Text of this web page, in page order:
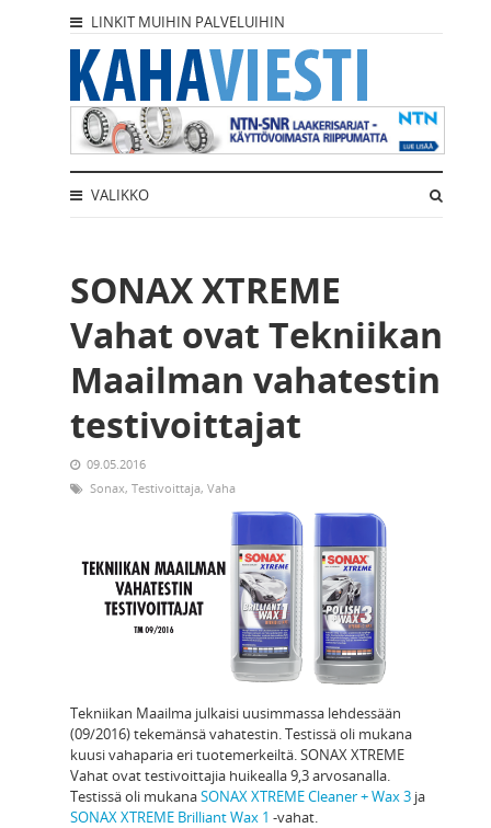
LINKIT MUIHIN PALVELUIHIN
VALIKKO
SONAX XTREME
Vahat ovat Tekniikan
Maailman vahatestin
testivoittajat
09.05.2016
Sonax, Testivoittaja, Vaha
Tekniikan Maailma julkaisi uusimmassa lehdessään
(09/2016) tekemänsä vahatestin. Testissä oli mukana
kuusi vahaparia eri tuotemerkeiltä. SONAX XTREME
Vahat ovat testivoittajia huikealla 9,3 arvosanalla.
Testissä oli mukanaSONAX XTREME Cleaner + Wax 3 ja
SONAX XTREME Brilliant Wax 1 -vahat.